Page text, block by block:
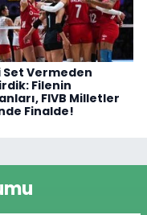
Set Vermeden
Filenin
FIVB Milletler
Finalde!